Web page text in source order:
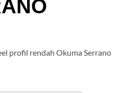
profil rendah Okuma Serrano